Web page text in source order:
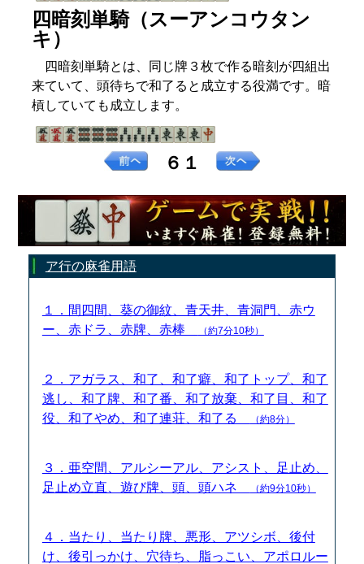
四暗刻単騎（スーアンコウタン
キ）
四暗刻単騎とは、同じ牌３枚で作る暗刻が四組出
来ていて、頭待ちで和了ると成立する役満です。暗
槓していても成立します。
６１
ア行の麻雀用語
１．間四間、葵の御紋、青天井、青洞門、赤ウ
ー、赤ドラ、赤牌、赤棒
（約7分10秒）
２．アガラス、和了、和了癖、和了トップ、和了
逃し、和了牌、和了番、和了放棄、和了目、和了
役、和了やめ、和了連荘、和了る
（約8分）
３．亜空間、アルシーアル、アシスト、足止め、
足止め立直、遊び牌、頭、頭ハネ
（約9分10秒）
４．当たり、当たり牌、悪形、アツシボ、後付
け、後引っかけ、穴待ち、脂っこい、アポロルー